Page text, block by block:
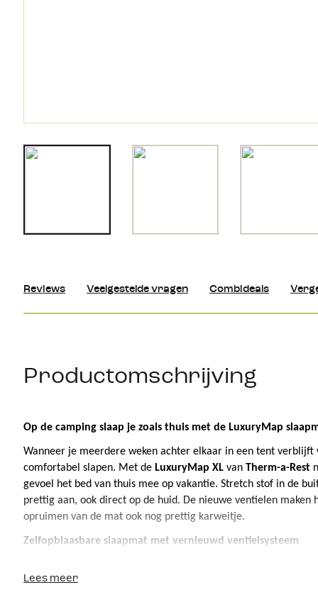
Reviews Veelgestelde vragen Combideals
Productomschrijving
Op de camping slaap je zoals thuis met de LuxuryMap
Wanneer je meerdere weken achter elkaar in een tent verblijft
comfortabel slapen. Met de LuxuryMap XL van Therm-a-Rest
gevoel het bed van thuis mee op vakantie. Stretch stof in de
prettig aan, ook direct op de huid. De nieuwe ventielen maken
opruimen van de mat ook nog prettig karweitje.
Zelfopblaasbare slaapmat met vernieuwd ventielsysteem
mat. Ook blaast deze zichzelf op een gegeven moment niet
Lees meer